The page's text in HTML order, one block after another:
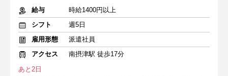
給与
時給1400円以上
シフト
週5日
雇用形態
派遣社員
アクセス
南摂津駅 徒歩17分
あと2日